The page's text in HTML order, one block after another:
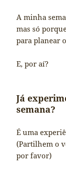
A minha
mas só
para planear
E, por aí?
Já
semana?
É uma
(Partilhem o
por favor)